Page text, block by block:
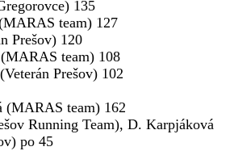
135
team) 127
Prešov) 120
team) 108
Prešov) 102
(MARAS team) 162
Running Team), D. Karpjáková
po 45